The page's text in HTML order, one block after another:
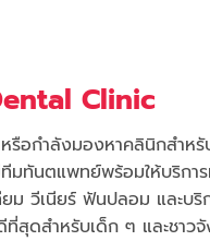
Clinic
อกำลังมองหาคลินิกสำหรั
ทันตแพทย์พร้อมให้บริกา
เนียร์ ฟันปลอม และบริก
สุดสำหรับเด็ก ๆ และชาว